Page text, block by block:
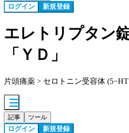
ログイン 新規登録
エレトリプタン
「ＹＤ」
片頭痛薬 > セロトニン受容体
記事 ツール
ログイン 新規登録